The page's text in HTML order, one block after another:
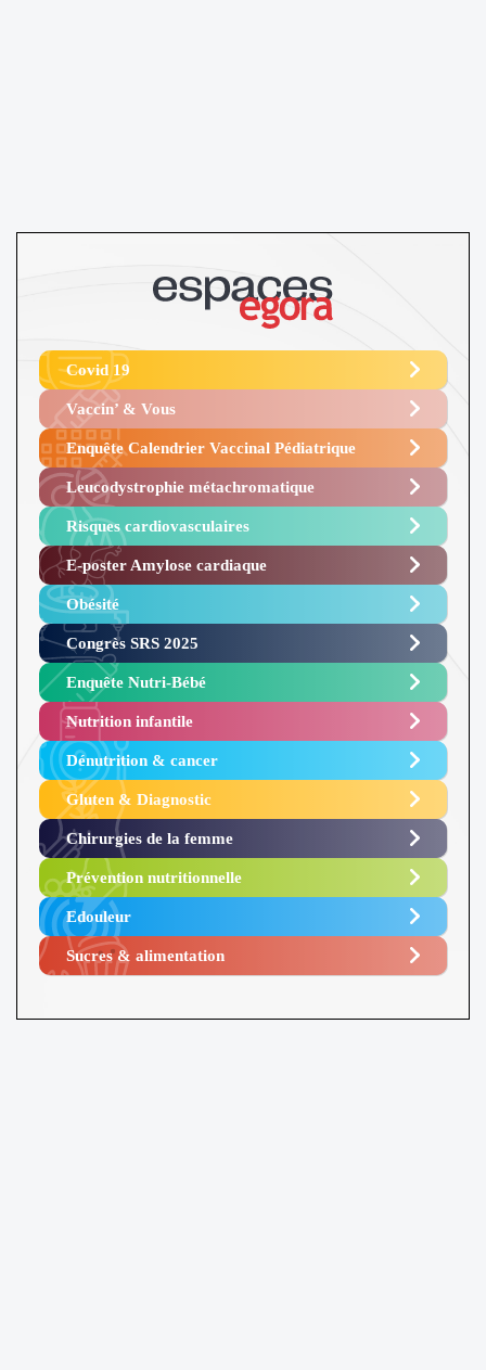
Covid 19
Vaccin’ & Vous
Enquête Calendrier Vaccinal Pédiatrique
Leucodystrophie métachromatique
Risques cardiovasculaires
E-poster Amylose cardiaque ​
Obésité ​
Congrès SRS 2025 ​
Enquête Nutri-Bébé ​
Nutrition infantile
Dénutrition & cancer
Gluten & Diagnostic
Chirurgies de la femme
Prévention nutritionnelle
Edouleur​
Sucres & alimentation​